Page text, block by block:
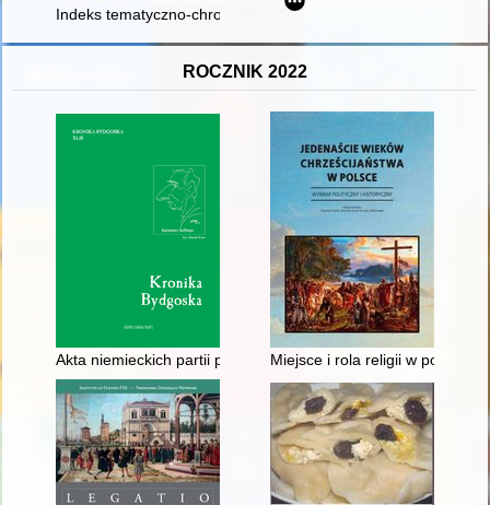
Indeks tematyczno-chronologizacyjny 1918-1939. T. 10, Cz. 1
ROCZNIK 2022
Akta niemieckich partii politycznych, organizacji, związków i
Miejsce i rola religii w polskich